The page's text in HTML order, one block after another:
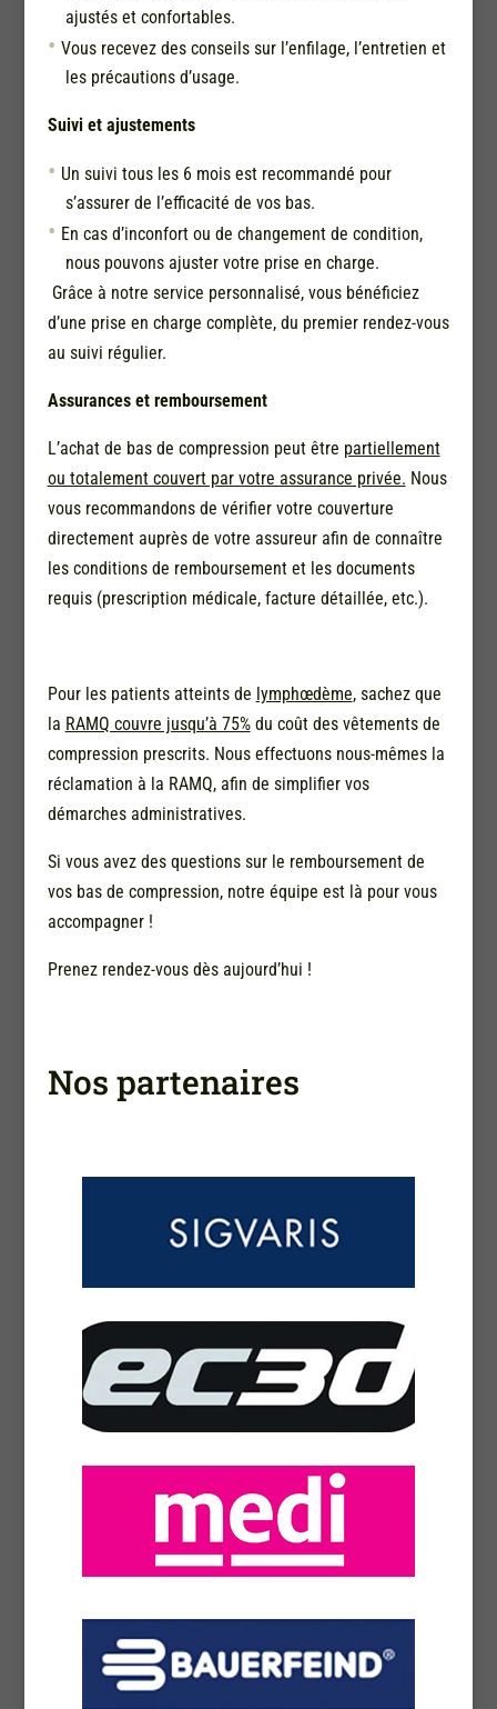
ajustés et confortables.
Vous recevez des conseils sur l’enfilage, l’entretien et
les précautions d’usage.
Suivi et ajustements
Un suivi tous les 6 mois est recommandé pour
s’assurer de l’efficacité de vos bas.
En cas d’inconfort ou de changement de condition,
nous pouvons ajuster votre prise en charge.
Grâce à notre service personnalisé, vous bénéficiez
d’une prise en charge complète, du premier rendez-vous
au suivi régulier.
Assurances et remboursement
L’achat de bas de compression peut être partiellement
ou totalement couvert par votre assurance privée. Nous
vous recommandons de vérifier votre couverture
directement auprès de votre assureur afin de connaître
les conditions de remboursement et les documents
requis (prescription médicale, facture détaillée, etc.).
Pour les patients atteints de lymphœdème, sachez que
la RAMQ couvre jusqu’à 75%du coût des vêtements de
compression prescrits. Nous effectuons nous-mêmes la
réclamation à la RAMQ, afin de simplifier vos
démarches administratives.
Si vous avez des questions sur le remboursement de
vos bas de compression, notre équipe est là pour vous
accompagner !
Prenez rendez-vous dès aujourd’hui !
Nos partenaires